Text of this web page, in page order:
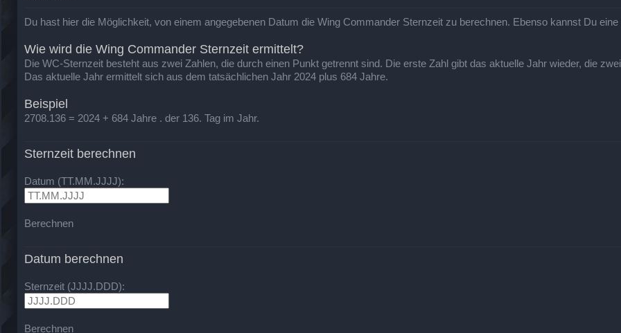
Du hast hier die Möglichkeit, von einem angegebenen Datum die Wing Commander Sternzeit zu berechnen. Ebenso kannst Du
Wie wird die Wing Commander Sternzeit ermittelt?
Die WC-Sternzeit besteht aus zwei Zahlen, die durch einen Punkt getrennt sind. Die erste Zahl gibt das aktuelle Jahr wieder, die
Das aktuelle Jahr ermittelt sich aus dem tatsächlichen Jahr 2024 plus 684 Jahre.
Beispiel
2708.136 = 2024 + 684 Jahre . der 136. Tag im Jahr.
Sternzeit berechnen
Datum (TT.MM.JJJJ):
Berechnen
Datum berechnen
Sternzeit (JJJJ.DDD):
Berechnen